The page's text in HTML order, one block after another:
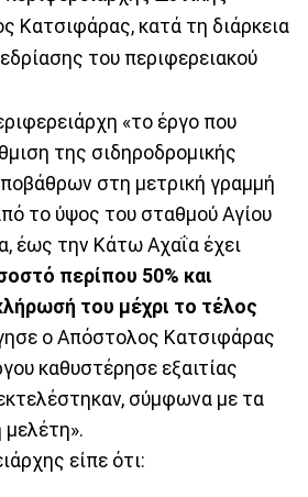
Κατσιφάρας, κατά τη διάρκεια
του περιφερειακού
«το έργο που
της σιδηροδρομικής
στη μετρική γραμμή
το ύψος του σταθμού Αγίου
έως την Κάτω Αχαΐα έχει
περίπου 50% και
του μέχρι το τέλος
ο Απόστολος Κατσιφάρας
καθυστέρησε εξαιτίας
σύμφωνα με τα
είπε ότι: